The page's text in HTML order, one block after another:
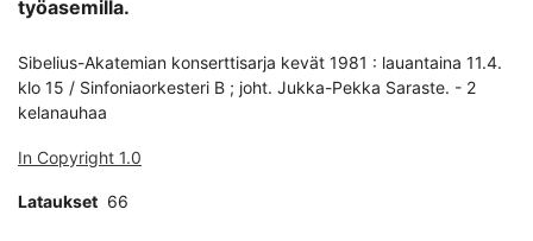
työasemilla.
Sibelius-Akatemian konserttisarja kevät 1981 : lauantaina 11.4.
klo 15 / Sinfoniaorkesteri B ; joht. Jukka-Pekka Saraste. - 2
kelanauhaa
In Copyright 1.0
Lataukset 66